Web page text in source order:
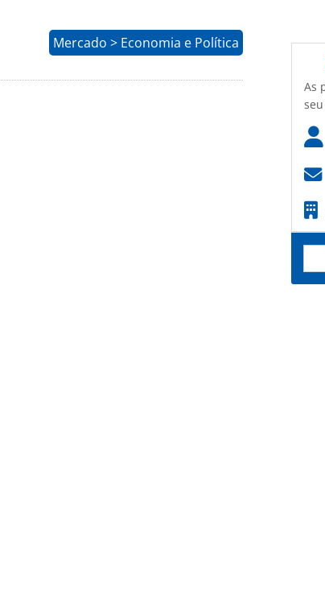
Mercado > Economia e Política
As